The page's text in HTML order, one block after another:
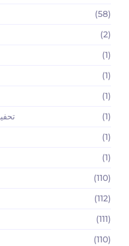
(58)
(2)
(1)
(1)
(1)
(1)
(1)
(1)
(110)
(112)
(111)
(110)